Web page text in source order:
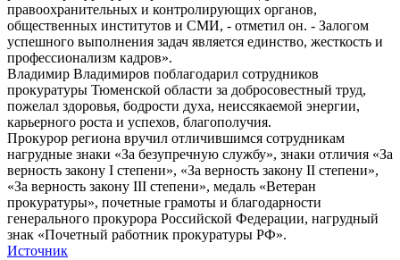
правоохранительных и контролирующих органов,
общественных институтов и СМИ, - отметил он. - Залогом
успешного выполнения задач является единство, жесткость и
профессионализм кадров».
Владимир Владимиров поблагодарил сотрудников
прокуратуры Тюменской области за добросовестный труд,
пожелал здоровья, бодрости духа, неиссякаемой энергии,
карьерного роста и успехов, благополучия.
Прокурор региона вручил отличившимся сотрудникам
нагрудные знаки «За безупречную службу», знаки отличия «За
верность закону I степени», «За верность закону II степени»,
«За верность закону III степени», медаль «Ветеран
прокуратуры», почетные грамоты и благодарности
генерального прокурора Российской Федерации, нагрудный
знак «Почетный работник прокуратуры РФ».
Источник